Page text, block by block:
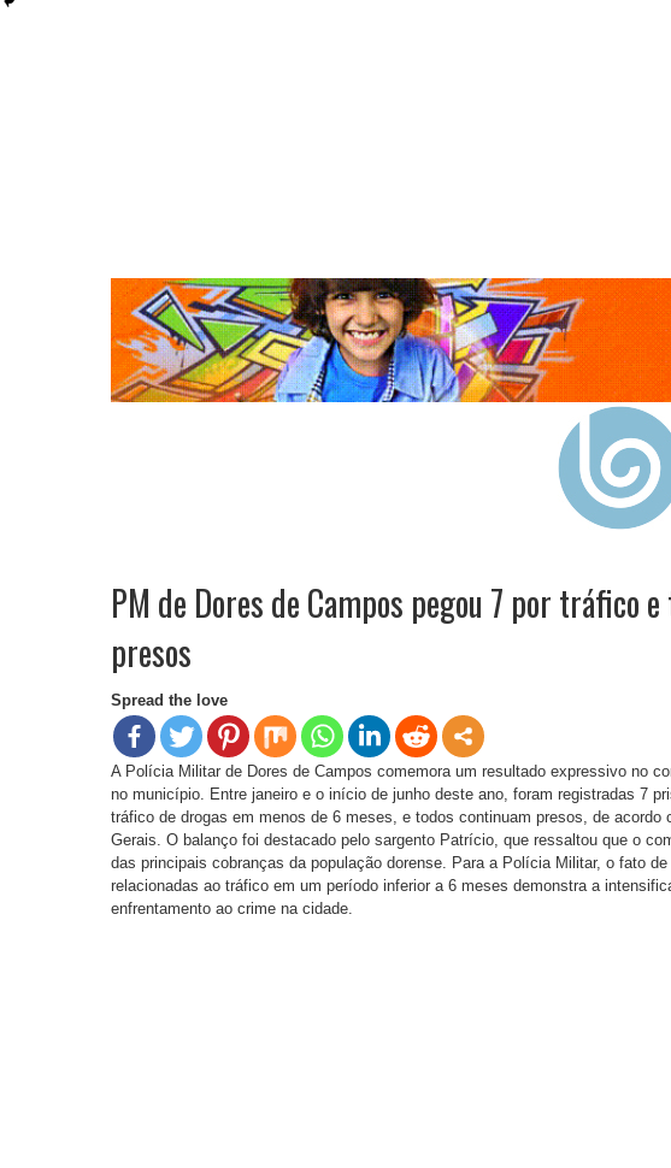
PM de Dores de Campos pegou 7 por tráfico
presos
Spread the love
A Polícia Militar de Dores de Campos comemora um resultado expressivo no
no município. Entre janeiro e o início de junho deste ano, foram registradas 7
tráfico de drogas em menos de 6 meses, e todos continuam presos, de acordo
Gerais. O balanço foi destacado pelo sargento Patrício, que ressaltou que o
das principais cobranças da população dorense. Para a Polícia Militar, o fato
relacionadas ao tráfico em um período inferior a 6 meses demonstra a
enfrentamento ao crime na cidade.